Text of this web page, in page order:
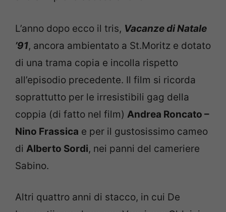
L’anno dopo ecco il tris, Vacanze di Natale
’91, ancora ambientato a St.Moritz e dotato
di una trama copia e incolla rispetto
all’episodio precedente. Il film si ricorda
soprattutto per le irresistibili gag della
coppia (di fatto nel film) Andrea Roncato –
Nino Frassica e per il gustosissimo cameo
di Alberto Sordi, nei panni del cameriere
Sabino.
Altri quattro anni di stacco, in cui De